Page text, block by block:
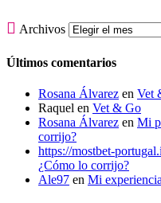
 Archivos
Últimos comentarios
Rosana Álvarez en Vet
Raquel en Vet & Go
Rosana Álvarez en Mi
corrijo?
https://mostbet-
¿Cómo lo corrijo?
Ale97 en Mi